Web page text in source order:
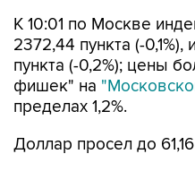
К 10:01 по Москве
2372,44 пункта (-0,1%),
пункта (-0,2%); цены
фишек" на
пределах 1,2%.
Доллар просел до